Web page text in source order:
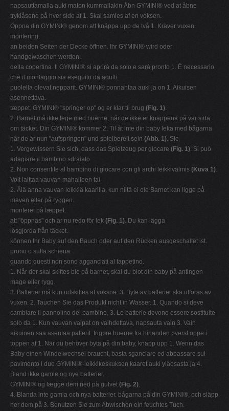
napsauttamalla auki maton kummallakin Åbn GYMINI® ved at åbne
tryklåsene på hver side af 1. Skal samles af en voksen.
Öppna din GYMINI® genom att knäppa upp de två 1. Kräver vuxen
montering.
an beiden Seiten der Decke öffnen. Ihr GYMINI® wird oder
handgewaschen werden.
della copertina. Il GYMINI® si aprirà da solo e sarà pronto 1. È necessario
che il montaggio sia eseguito da adulti.
puolella olevat nepparit. GYMINI® ponnahtaa auki ja on 1. Aikuisen
asennettava.
tæppet. GYMINI® "springer op" og er klar til brug (Fig. 1).
2. Barnet må ikke lege med buerne, når de ikke er knäppena på var sida
om täcket. Din GYMINI® kommer 2. Til åt inte din baby leka med bågarna
när de är nun "aufspringen" und spielbereit sein (Abb. 1). Sie
1. Vergewissern Sie sich, dass das Spielzeug per giocare (Fig. 1). Si può
adagiare il bambino sdraiato
2. Non consentite al bambino di giocare con gli archi leikkivalmis (Kuva 1).
Voit laittaa vauvan mahalleen tai
2. Älä anna vauvan leikkiä kaarilla, kun niitä ei ole Barnet kan ligge på
maven eller på ryggen.
monteret på tæppet.
att "öppnas" och är nu redo för lek (Fig. 1). Du kan lägga
lösgjorda från täcket.
können Ihr Baby auf den Bauch oder auf den Rücken ausgeschaltet ist.
prono o sulla schiena.
quando questi non sono agganciati al tappetino.
1. Når der skal skiftes ble på barnet, skal du blot din baby på antingen
mage eller rygg.
3. Batterier må kun udskiftes af voksne. 3. Byte av batterier ska utföras av
vuxen. 2. Tauchen Sie das Produkt nicht in Wasser. 1. Quando si deve
cambiare il pannolino del bambino, 3. Le batterie devono essere sostituite
solo da 1. Kun vauvan vaipat on vaihdettava, napsauta vain 3. Vain
aikuinen saa asentaa patterit. frigøre buerne fra hinanden øverst oppe i
toppen af 1. När du behöver byta på din baby, knäpp upp 1. Wenn das
Baby einen Windelwechsel braucht, basta sganciare ed abbassare sul
pavimento i due GYMINI®-leikkikeskuksen kaaret auki yläosasta ja 4.
Bland ikke gamle og nye batterier.
GYMINI® og lægge dem ned på gulvet (Fig. 2).
4. Blanda inte gamla och nya batterier. bågarna på din GYMINI®, och släpp
ner dem på 3. Benutzen Sie zum Abwischen ein feuchtes Tuch.